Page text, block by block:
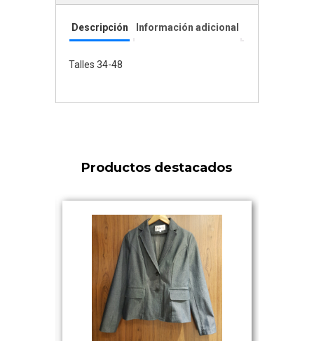
Descripción Información adicional
Talles 34-48
Productos destacados